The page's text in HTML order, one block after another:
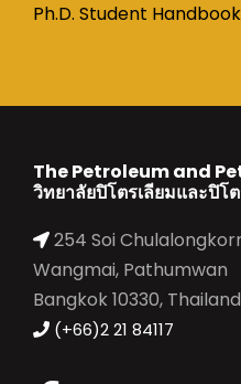
Ph.D. Student Handbook
The Petroleum and
วิทยาลัยปิโตรเลียมและปิโ
254 Soi
Wangmai, Pathumwan
Bangkok 10330, Thailand
(+66)2 21 84117